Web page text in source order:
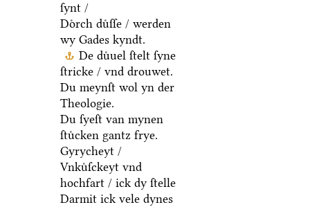
ſynt /
Doͤrch duͤſſe / werden
wy Gades kyndt.
De duͤuel ſtelt ſyne
ſtricke / vnd drouwet.
Du meynſt wol yn der
Theologie.
Du ſyeſt van mynen
ſtuͤcken gantz frye.
Gyrycheyt /
Vnkuͤſckeyt vnd
hochfart / ick dy ſtelle
Darmit ick vele dynes